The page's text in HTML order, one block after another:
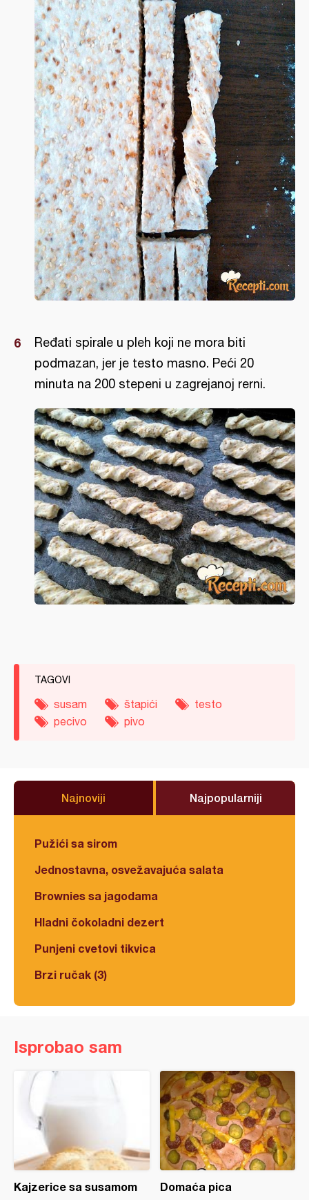
Ređati spirale u pleh koji ne mora biti
podmazan, jer je testo masno. Peći 20
minuta na 200 stepeni u zagrejanoj rerni.
TAGOVI
susam štapići
testo
pecivo
pivo
Najnoviji Najpopularniji
Pužići sa sirom
Jednostavna, osvežavajuća salata
Brownies sa jagodama
Hladni čokoladni dezert
Punjeni cvetovi tikvica
Brzi ručak (3)
Isprobao sam
Kajzerice sa susamom Domaća pica